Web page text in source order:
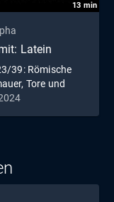
13 min
Latein
39: Römische
Tore und